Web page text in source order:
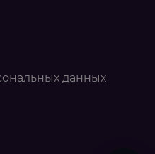
данных